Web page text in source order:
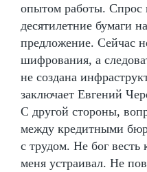
опытом работы. Спрос
десятилетние бумаги
предложение. Сейчас
шифрования, а
не создана
заключает Евгений
С другой стороны,
между кредитными
с трудом. Не бог весть
меня устраивал. Не